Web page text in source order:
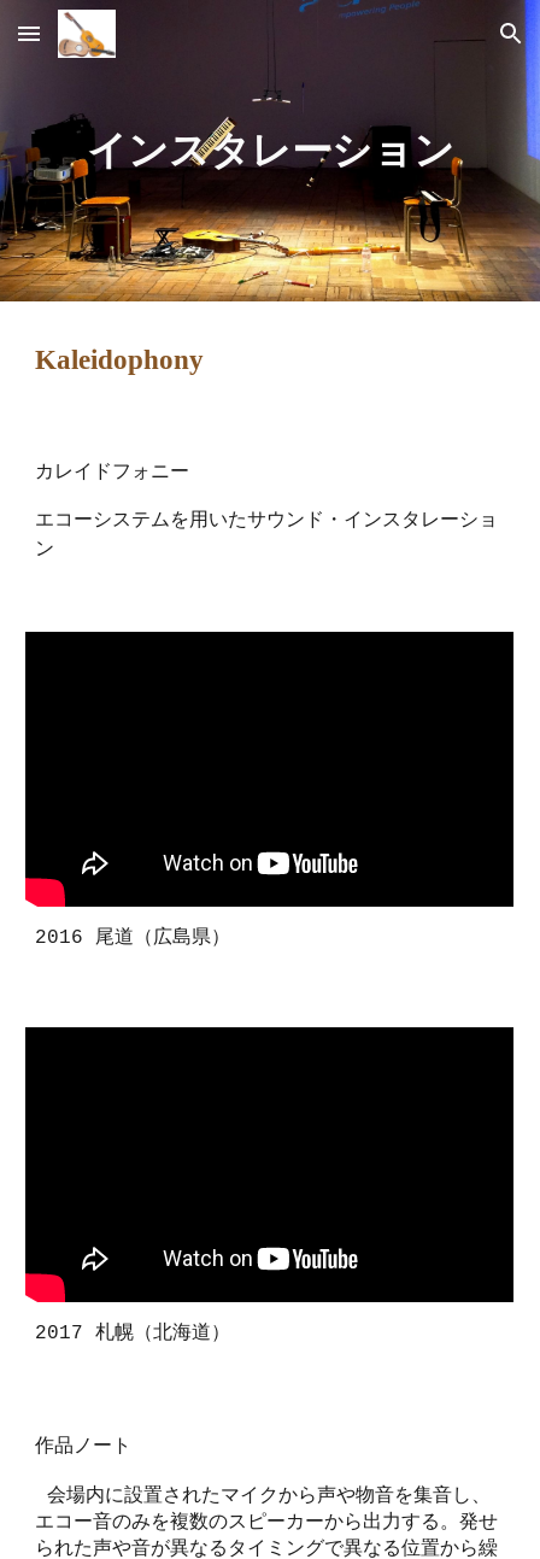
Skip to main content Skip to navigation
インスタレーション
Kaleidophony
カレイドフォニー
エコーシステムを用いたサウンド・インスタレーショ
ン
2016 尾道（広島県）
2017 札幌（北海道）
作品ノート
会場内に設置されたマイクから声や物音を集音し、
エコー音のみを複数のスピーカーから出力する。発せ
られた声や音が異なるタイミングで異なる位置から繰